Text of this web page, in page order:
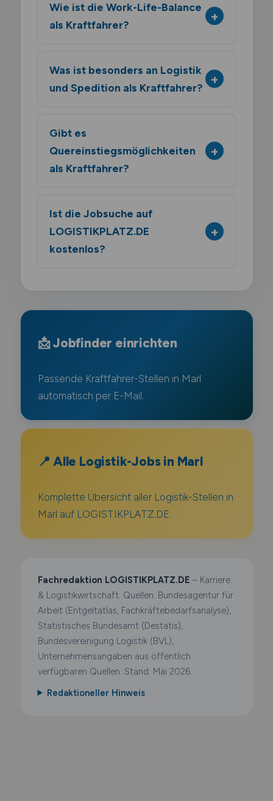
Wie ist die Work-Life-Balance
als Kraftfahrer?
Was ist besonders an Logistik
und Spedition als Kraftfahrer?
Gibt es
Quereinstiegsmöglichkeiten
als Kraftfahrer?
Ist die Jobsuche auf
LOGISTIKPLATZ.DE
kostenlos?
📩 Jobfinder einrichten
Passende Kraftfahrer-Stellen in Marl
automatisch per E-Mail.
📍 Alle Logistik-Jobs in Marl
Komplette Übersicht aller Logistik-Stellen in
Marl auf LOGISTIKPLATZ.DE.
Fachredaktion LOGISTIKPLATZ.DE – Karriere
& Logistikwirtschaft. Quellen: Bundesagentur für
Arbeit (Entgeltatlas, Fachkräftebedarfsanalyse),
Statistisches Bundesamt (Destatis),
Bundesvereinigung Logistik (BVL),
Unternehmensangaben aus öffentlich
verfügbaren Quellen. Stand: Mai 2026.
Redaktioneller Hinweis